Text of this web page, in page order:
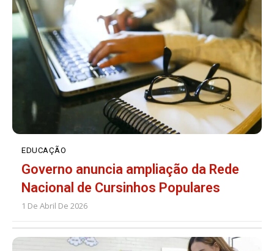
EDUCAÇÃO
Governo anuncia ampliação da Rede
Nacional de Cursinhos Populares
1 De Abril De 2026